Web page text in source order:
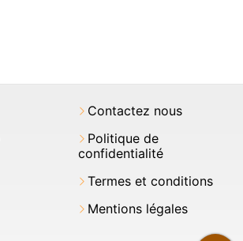
Contactez nous
Politique de
confidentialité
Termes et conditions
Mentions légales